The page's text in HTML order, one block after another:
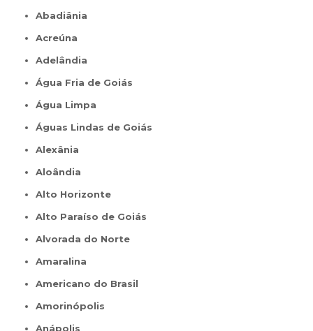
Abadiânia
Acreúna
Adelândia
Água Fria de Goiás
Água Limpa
Águas Lindas de Goiás
Alexânia
Aloândia
Alto Horizonte
Alto Paraíso de Goiás
Alvorada do Norte
Amaralina
Americano do Brasil
Amorinópolis
Anápolis